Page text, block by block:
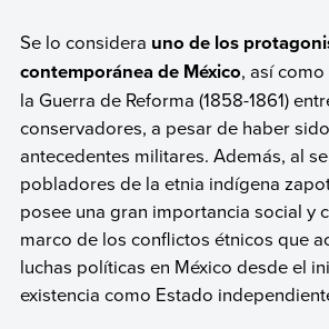
Se lo considera uno de los
contemporánea de México, así
la Guerra de Reforma (1858-1861)
conservadores, a pesar de haber
antecedentes militares. Además, al
pobladores de la etnia indígena
posee una gran importancia social y
marco de los conflictos étnicos que
luchas políticas en México desde el
existencia como Estado